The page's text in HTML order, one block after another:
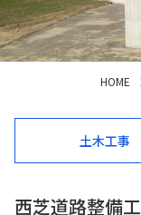
HOME
土木工事
西芝道路整備